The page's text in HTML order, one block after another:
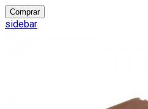
Comprar
sidebar